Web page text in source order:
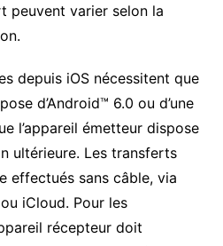
peuvent varier selon la
depuis iOS nécessitent que
d’Android™ 6.0 ou d’une
l’appareil émetteur dispose
ultérieure. Les transferts
effectués sans câble, via
iCloud. Pour les
récepteur doit